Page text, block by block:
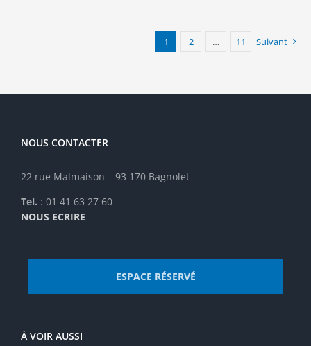
1 2 … 11 Suivant
NOUS CONTACTER
22 rue Malmaison – 93 170 Bagnolet
Tel. : 01 41 63 27 60
NOUS ECRIRE
ESPACE RÉSERVÉ
À VOIR AUSSI